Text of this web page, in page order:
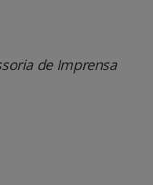
de Imprensa